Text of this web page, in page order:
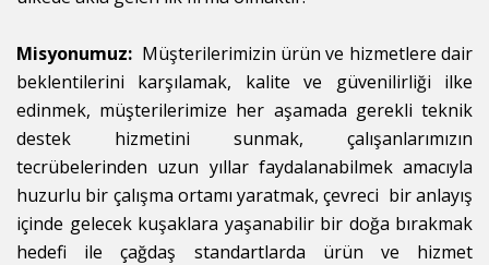
Misyonumuz: Müşterilerimizin ürün ve hizmetlere dair
beklentilerini karşılamak, kalite ve güvenilirliği ilke
edinmek, müşterilerimize her aşamada gerekli teknik
destek hizmetini sunmak, çalışanlarımızın
tecrübelerinden uzun yıllar faydalanabilmek amacıyla
huzurlu bir çalışma ortamı yaratmak, çevreci bir anlayış
içinde gelecek kuşaklara yaşanabilir bir doğa bırakmak
hedefi ile çağdaş standartlarda ürün ve hizmet